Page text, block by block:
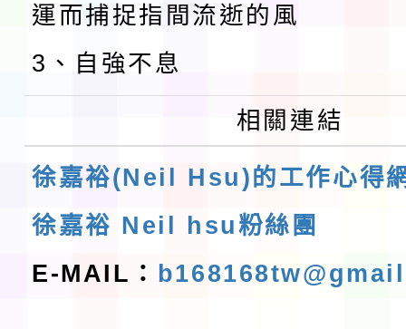
運而捕捉指間流逝的風
3、自強不息
相關連結
徐嘉裕(Neil Hsu)的工作心得
徐嘉裕 Neil hsu粉絲團
E-MAIL：